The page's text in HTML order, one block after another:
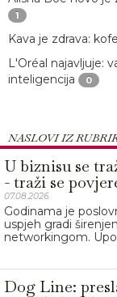
1
Kava je zdrava:
L'Oréal najavljuje:
inteligencija
0
NASLOVI IZ
U biznisu se
- traži se
07.08.2026.
Godinama je
uspjeh gradi
networkingom.
Dog Line: